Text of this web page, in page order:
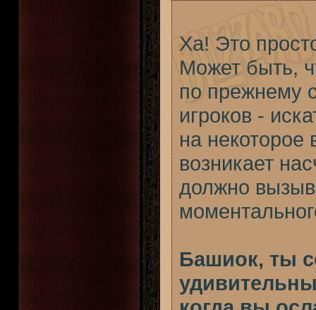
Ха! Это
Может быть,
по прежнему
игроков -
на
возникает
должно
Башиок, ты